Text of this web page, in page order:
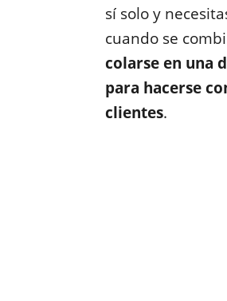
sí solo y
cuando se
colarse en una
para hacerse
clientes.